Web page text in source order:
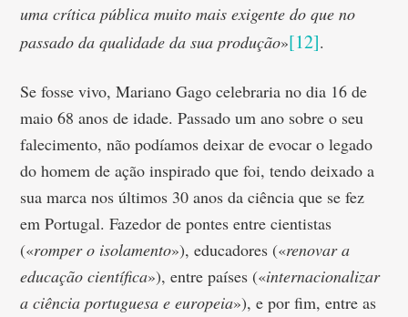
uma crítica pública muito mais exigente do que no
passado da qualidade da sua produção»[12].
Se fosse vivo, Mariano Gago celebraria no dia 16 de
maio 68 anos de idade. Passado um ano sobre o seu
falecimento, não podíamos deixar de evocar o legado
do homem de ação inspirado que foi, tendo deixado a
sua marca nos últimos 30 anos da ciência que se fez
em Portugal. Fazedor de pontes entre cientistas
(«romper o isolamento»), educadores («renovar a
educação científica»), entre países («internacionalizar
a ciência portuguesa e europeia»), e por fim, entre as